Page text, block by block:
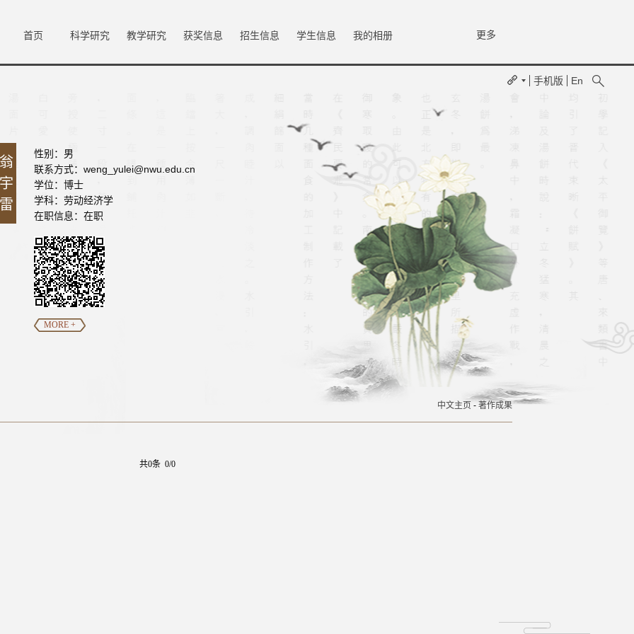
首页 科学研究 教学研究 获奖信息 招生信息 学生信息 我的相册 更多
手机版 En
性别：男
联系方式：weng_yulei@nwu.edu.cn
学位：博士
学科：劳动经济学
在职信息：在职
MORE +
中文主页 - 著作成果
共0条 0/0